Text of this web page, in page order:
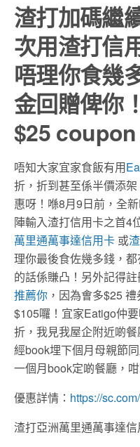
渣打加碼繼
次用渣打信
唔理你食幾
金回贈俾你
$25 coupon
唔知大家宜家食飯有用
折，折到甚至係半價添
惠呀！喺8月9日前，全
陣輸入渣打信用卡之首4
萬里通萬事達信用卡 或
理你最後食佐幾多錢，
的話係賺凸！另外記得
推薦你 ，因為㑹多$25
$105囉！宜家Eatigo仲
折，我見我屋企附近啲
經book埋下個月母親節
一個月book定啲餐廳，
優惠詳情： https://
渣打亞洲萬里通萬事達信